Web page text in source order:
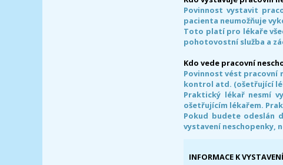
Povinnost vystavit
pacienta neumožňuje
Toto platí pro lékaře
pohotovostní služba a
Kdo vede pracovní
Povinnost vést pracovní
kontrol atd. (ošetřující
Praktický lékař nesmí
ošetřujícím lékařem.
Pokud budete odeslán
vystavení neschopenky,
INFORMACE K